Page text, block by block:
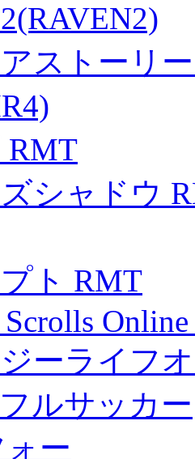
ストーリ
RMT
シャドウ
ト RMT
ーライフ
ルサッカー
ー